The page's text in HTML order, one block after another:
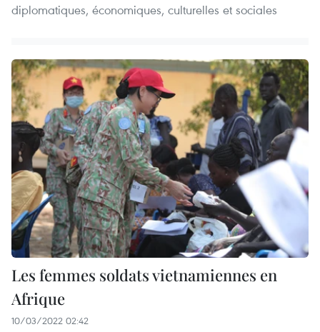
diplomatiques, économiques, culturelles et sociales
Les femmes soldats vietnamiennes en
Afrique
10/03/2022 02:42